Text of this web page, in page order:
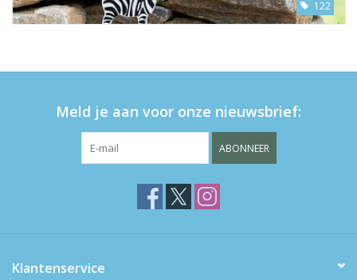
122
Meld je aan voor onze nieuwsbrief:
ABONNEER
Klantenservice